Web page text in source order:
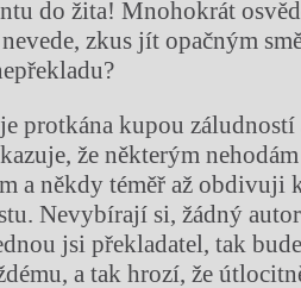
do žita! Mnohokrát
zkus jít opačným
protkána kupou záludností
že některým nehodám
a někdy téměř až obdivuji
Nevybírají si, žádný
jsi překladatel, tak
a tak hrozí, že